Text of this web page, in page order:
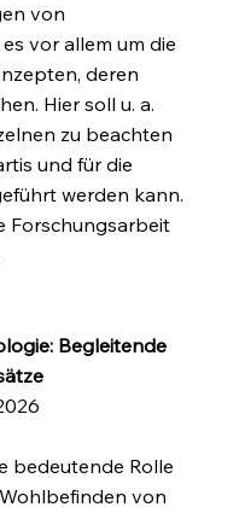
von
vor allem um die
deren
Hier soll u. a.
zu beachten
und für die
werden kann.
Forschungsarbeit
Begleitende
bedeutende Rolle
von